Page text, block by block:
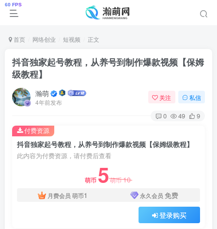
首页 网络创业 短视频 正文
抖音独家起号教程，从养号到制作爆款视频【保姆
级教程】
瀚萌
4年前发布
关注 私信
0 49 9
抖音独家起号教程，从养号到制作爆款视频【保姆级教程】
此内容为付费资源，请付费后查看
萌币 5萌币10
月费会员 萌币1 永久会员 免费
登录购买
付费资源